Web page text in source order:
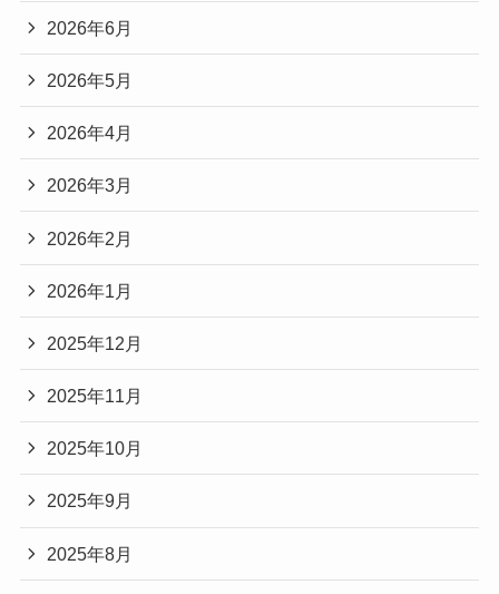
2026年6月
2026年5月
2026年4月
2026年3月
2026年2月
2026年1月
2025年12月
2025年11月
2025年10月
2025年9月
2025年8月